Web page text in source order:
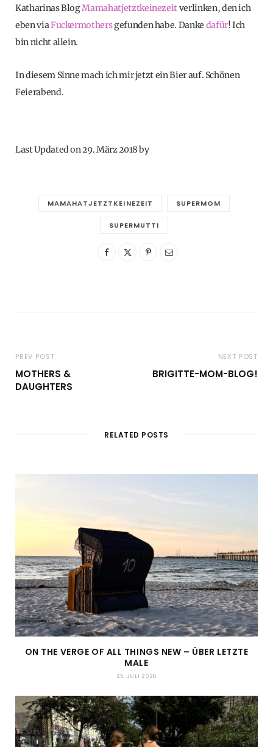
Katharinas BlogMamahatjetztkeinezeitverlinken, den ich
eben viaFuckermothersgefunden habe. Danke dafür! Ich
bin nicht allein.
In diesem Sinne mach ich mir jetzt ein Bier auf. Schönen
Feierabend.
Last Updated on 29. März 2018 by
MAMAHATJETZTKEINEZEIT SUPERMOM
SUPERMUTTI
PREV POST
MOTHERS &
DAUGHTERS
NEXT POST
BRIGITTE-MOM-BLOG!
RELATED POSTS
ON THE VERGE OF ALL THINGS NEW – ÜBER LETZTE
MALE
25. JULI 2026